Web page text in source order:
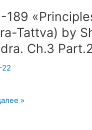
189
Tattva) by
Ch.3
22
»